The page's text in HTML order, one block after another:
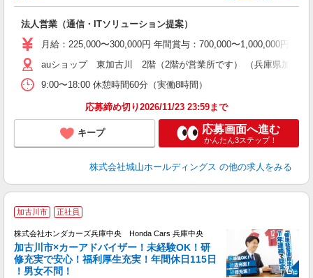
法人営業（通信・ITソリューション提案）
月給：225,000〜300,000円 年間賞与：700,000〜1,000,000円
auショップ 東加古川 2階（2階が営業所です） （兵庫県加古川
9:00〜18:00 休憩時間60分（実働8時間）
応募締め切り2026/11/23 23:59まで
キープ 応募画面へ進む
かんたん3ステップ！
株式会社城山ホールディングス の他の求人をみる
加古川市 正社員
株式会社ホンダカーズ兵庫中央 Honda Cars 兵庫中央
加古川市×カーアドバイザー！未経験OK！研
修充実で安心！福利厚生充実！年間休日115日
！男女不問！